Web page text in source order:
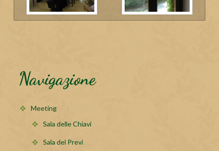
Navigazione
Meeting
Sala delle Chiavi
Sala del Previ